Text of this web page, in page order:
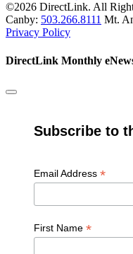
©2026 DirectLink. All
Canby: 503.266.8111 Mt.
Privacy Policy
DirectLink Monthly
Subscribe to
Email Address *
First Name *